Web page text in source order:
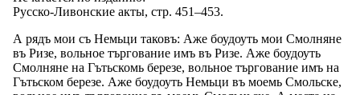
Русско-Ливонские акты, стр. 451–453.
А рядъ мои съ Немьци таковъ: Аже боудоуть мои Смолняне
въ Ризе, вольное търгование имъ въ Ризе. Аже боудоуть
Смолняне на Гътьскомь березе, вольное търгование имъ на
Гътьском березе. Аже боудоуть Немьци въ моемь Смольске,